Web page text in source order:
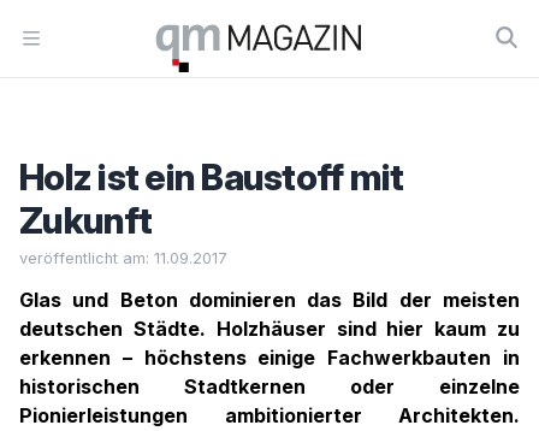
Open menu
Workflow
Holz ist ein Baustoff mit
Zukunft
veröffentlicht am: 11.09.2017
Glas und Beton dominieren das Bild der meisten
deutschen Städte. Holzhäuser sind hier kaum zu
erkennen – höchstens einige Fachwerkbauten in
historischen Stadtkernen oder einzelne
Pionierleistungen ambitionierter Architekten.